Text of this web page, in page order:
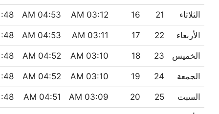
الثلاثاء 21
16
03:12 AM
04:53 AM
AM
الأربعاء 22
17
03:11 AM
04:53 AM
AM
الخميس 23
18
03:10 AM
04:52 AM
AM
الجمعة 24
19
03:10 AM
04:52 AM
AM
السبت 25
20
03:09 AM
04:51 AM
AM